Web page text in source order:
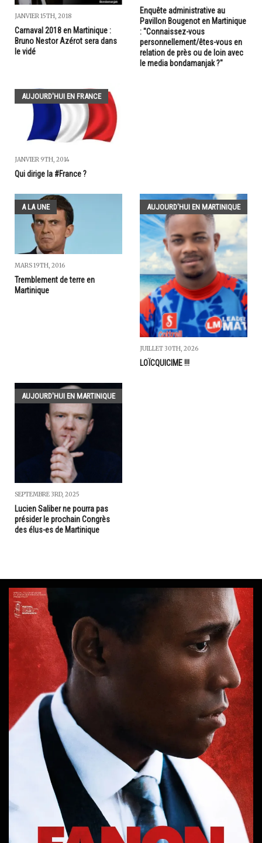
JANVIER 15TH, 2018
Carnaval 2018 en Martinique :
Bruno Nestor Azérot sera dans
le vidé
Enquête administrative au
Pavillon Bougenot en Martinique
: "Connaissez-vous
personnellement/êtes-vous en
relation de près ou de loin avec
le media bondamanjak ?"
AUJOURD'HUI EN FRANCE
JANVIER 9TH, 2014
Qui dirige la #France ?
A LA UNE
MARS 19TH, 2016
Tremblement de terre en
Martinique
AUJOURD'HUI EN MARTINIQUE
JUILLET 30TH, 2026
LOÏCQUICIME !!!
AUJOURD'HUI EN MARTINIQUE
SEPTEMBRE 3RD, 2025
Lucien Saliber ne pourra pas
présider le prochain Congrès
des élus-es de Martinique